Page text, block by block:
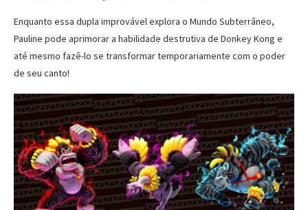
Enquanto essa dupla improvável explora o Mundo Subterrâneo,
Pauline pode aprimorar a habilidade destrutiva de Donkey Kong e
até mesmo fazê-lo se transformar temporariamente com o poder
de seu canto!